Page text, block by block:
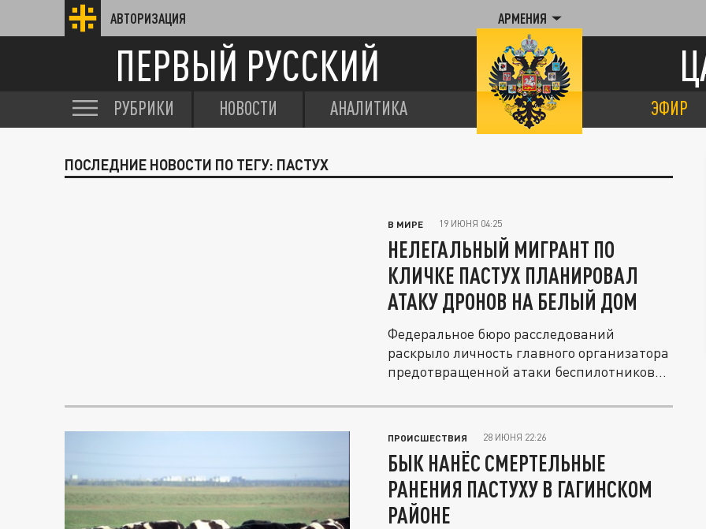
АВТОРИЗАЦИЯ АРМЕНИЯ
ПЕРВЫЙ РУССКИЙ
РУБРИКИ НОВОСТИ АНАЛИТИКА ЭФИР
ПОСЛЕДНИЕ НОВОСТИ ПО ТЕГУ: ПАСТУХ
В МИРЕ 19 ИЮНЯ 04:25
НЕЛЕГАЛЬНЫЙ МИГРАНТ ПО
КЛИЧКЕ ПАСТУХ ПЛАНИРОВАЛ
АТАКУ ДРОНОВ НА БЕЛЫЙ ДОМ
Федеральное бюро расследований
раскрыло личность главного организатора
предотвращенной атаки беспилотников
ПРОИСШЕСТВИЯ 28 ИЮНЯ 22:26
БЫК НАНЁС СМЕРТЕЛЬНЫЕ
РАНЕНИЯ ПАСТУХУ В ГАГИНСКОМ
РАЙОНЕ